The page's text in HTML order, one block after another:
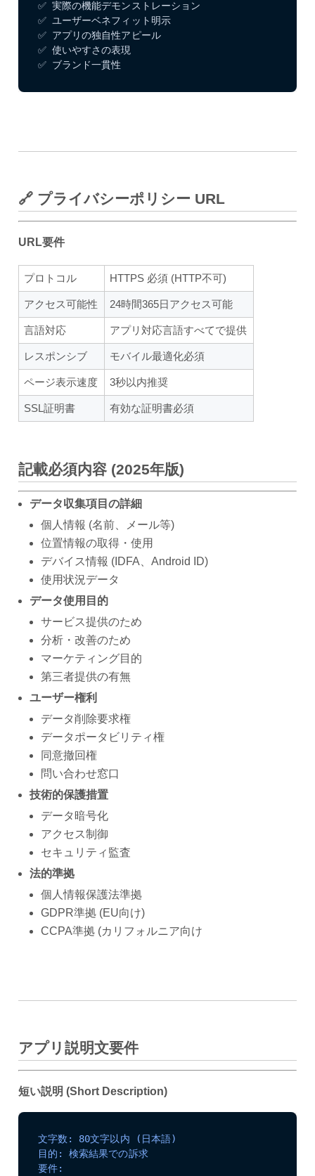
✅ 実際の機能デモンストレーション
✅ ユーザーベネフィット明示
✅ アプリの独自性アピール
✅ 使いやすさの表現
✅ ブランド一貫性
🔗 プライバシーポリシー URL
URL要件
プロトコル HTTPS 必須 (HTTP不可)
アクセス可能性 24時間365日アクセス可能
言語対応 アプリ対応言語すべてで提供
レスポンシブ モバイル最適化必須
ページ表示速度 3秒以内推奨
SSL証明書 有効な証明書必須
記載必須内容 (2025年版)
データ収集項目の詳細
個人情報 (名前、メール等)
位置情報の取得・使用
デバイス情報 (IDFA、Android ID)
使用状況データ
データ使用目的
サービス提供のため
分析・改善のため
マーケティング目的
第三者提供の有無
ユーザー権利
データ削除要求権
データポータビリティ権
同意撤回権
問い合わせ窓口
技術的保護措置
データ暗号化
アクセス制御
セキュリティ監査
法的準拠
個人情報保護法準拠
GDPR準拠 (EU向け)
CCPA準拠 (カリフォルニア向け
アプリ説明文要件
短い説明 (Short Description)
文字数: 80文字以内 (日本語)
目的: 検索結果での訴求
要件: